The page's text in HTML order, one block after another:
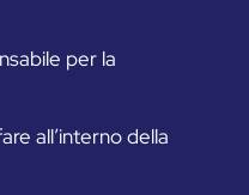
per la
all’interno della